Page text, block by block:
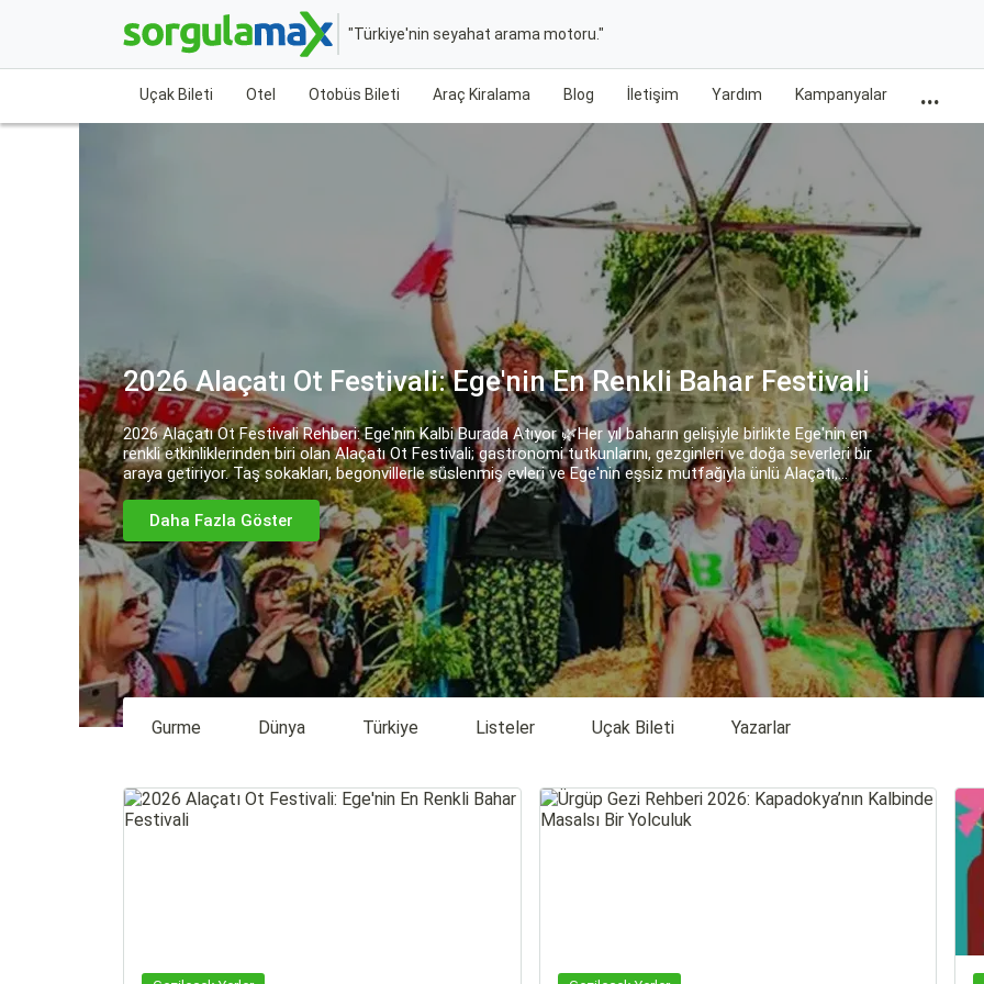
"Türkiye'nin seyahat arama motoru."
Uçak Bileti Otel Otobüs Bileti Araç Kiralama Blog İletişim Yardım Kampanyalar ...
Ürgüp Gezi Rehberi 2026: Kapadokya’nın Kalbinde Masalsı
Bir Yolculuk
Ürgüp Gezi Rehberi 2026: Kapadokya’nın Kalbinde Masalsı Bir Yolculuk 🎈Kapadokya’nın en büyüleyici
duraklarından biri olan Ürgüp, peri bacaları, vadileri, balon manzaraları ve taş otelleriyle Türkiye’nin en
benzersiz destinasyonlarından biri. Buraya geldiğinizde kendinizi başka bir gezegende gibi hissedersiniz.
Gurme Dünya Türkiye Listeler Uçak Bileti Yazarlar